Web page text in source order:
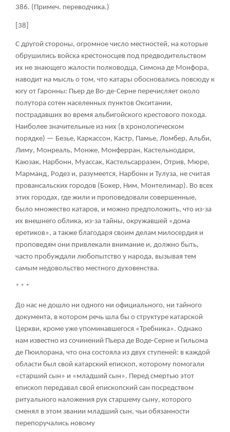
386. (Примеч. переводчика.)
[38]
С другой стороны, огромное число местностей, на которые
обрушились войска крестоносцев под предводительством
их не знающего жалости полководца, Симона де Монфора,
наводит на мысль о том, что катары обосновались повсюду к
югу от Гаронны: Пьер де Во-де-Серне перечисляет около
полутора сотен населенных пунктов Окситании,
пострадавших во время альбигойского крестового похода.
Наиболее значительные из них (в хронологическом
порядке) — Безье, Каркассон, Кастр, Памье, Ломбер, Альби,
Лиму, Монреаль, Монже, Монферран, Кастельнодари,
Каюзак, Нарбонн, Муассак, Кастельсарразен, Отрив, Мюре,
Марманд, Родез и, разумеется, Нарбонн и Тулуза, не считая
провансальских городов (Бокер, Ним, Монтелимар). Во всех
этих городах, где жили и проповедовали совершенные,
было множество катаров, и можно предположить, что из-за
их внешнего облика, из-за тайны, окружавшей «дома
еретиков», а также благодаря своим делам милосердия и
проповедям они привлекали внимание и, должно быть,
часто пробуждали любопытство у народа, вызывая тем
самым недовольство местного духовенства.
* * *
До нас не дошло ни одного ни официального, ни тайного
документа, в котором речь шла бы о структуре катарской
Церкви, кроме уже упоминавшегося «Требника». Однако
нам известно из сочинений Пьера де Воде-Серне и Гильома
де Пюилорана, что она состояла из двух ступеней: в каждой
области был свой катарский епископ, которому помогали
«старший сын» и «младший сын». Перед смертью этот
епископ передавал свой епископский сан посредством
ритуального наложения рук старшему сыну, которого
сменял в этом звании младший сын, чьи обязанности
перепоручались новому